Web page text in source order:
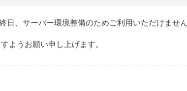
、サーバー環境整備のためご利用いただけません
ようお願い申し上げます。